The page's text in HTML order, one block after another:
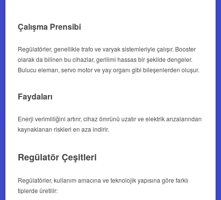
Çalışma Prensibi
Regülatörler, genellikle trafo ve varyak sistemleriyle çalışır. Booster
olarak da bilinen bu cihazlar, gerilimi hassas bir şekilde dengeler.
Bulucu eleman, servo motor ve yay organı gibi bileşenlerden oluşur.
Faydaları
Enerji verimliliğini artırır, cihaz ömrünü uzatır ve elektrik arızalarından
kaynaklanan riskleri en aza indirir.
Regülatör Çeşitleri
Regülatörler, kullanım amacına ve teknolojik yapısına göre farklı
tiplerde üretilir: